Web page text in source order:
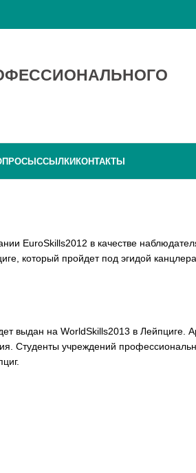
ССЫЛКИКОНТАКТЫ
EuroSkills2012 в качестве
который пройдет под эгидой
выдан на WorldSkills2013 в Лейпциге.
Студенты учреждений